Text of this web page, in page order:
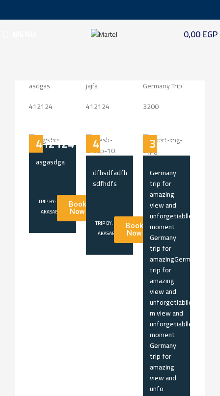
0,00EGP
asdgas
412124
412124
asgasdga
TRIP BY:
AKASABONA
Book
Now
jajfa
412124
412124
dfhsdfadfh
sdfhdfs
TRIP BY:
AKASABONA
Book
Now
Germany Trip
3200
3200
Germany
trip for
amazing
view and
unforgetiablle
moment
Germany
trip for
amazingGermany
trip for
amazing
view and
unforgetiablle
m view and
unforgetiablle
moment
Germany
trip for
amazing
view and
unfo